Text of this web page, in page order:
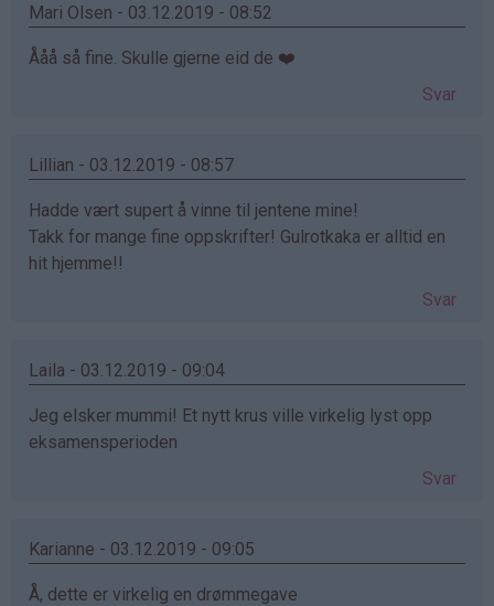
Mari Olsen - 03.12.2019 - 08:52
Ååå så fine. Skulle gjerne eid de ❤️
Svar
Lillian - 03.12.2019 - 08:57
Hadde vært supert å vinne til jentene mine!
Takk for mange fine oppskrifter! Gulrotkaka er alltid en
hit hjemme!!
Svar
Laila - 03.12.2019 - 09:04
Jeg elsker mummi! Et nytt krus ville virkelig lyst opp
eksamensperioden
Svar
Karianne - 03.12.2019 - 09:05
Å, dette er virkelig en drømmegave